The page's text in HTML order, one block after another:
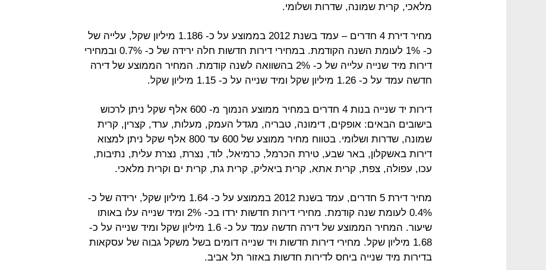
מלאכי, קרית שמונה, שדרות ושלומי.
מחיר דירת 4 חדרים – עמד בשנת 2012 בממוצע על כ- 1.186 מיליון שקל, עלייה של
כ- 1% לעומת השנה הקודמת. במחירי דירות חדשות חלה ירידה של כ- 0.7% ובמחירי
דירות מיד שנייה עלייה של כ- 2% בהשוואה לשנה קודמת. המחיר הממוצע של דירה
חדשה עמד על כ- 1.26 מיליון שקל ומיד שנייה על כ- 1.15 מיליון שקל.
דירות יד שנייה בנות 4 חדרים במחיר ממוצע הנמוך מ- 600 אלף שקל ניתן לרכוש
בישובים הבאים: אופקים, דימונה, טבריה, מגדל העמק, מעלות, ערד, קצרין, קרית
שמונה, שדרות ושלומי. בטווח מחיר ממוצע של 600 עד 800 אלף שקל ניתן למצוא
דירות באשקלון, באר שבע, טירת הכרמל, כרמיאל, לוד, נצרת, נצרת עלית, נתיבות,
עכו, עפולה, צפת, קרית אתא, קרית ביאליק, קרית גת, קרית ים וקרית מלאכי.
מחיר דירת 5 חדרים, עמד בשנת 2012 בממוצע על כ- 1.64 מיליון שקל, ירידה של כ-
0.4% לעומת שנה קודמת. מחירי דירות חדשות ירדו בכ- 2% ומיד שנייה עלו באותו
שיעור. המחיר הממוצע של דירה חדשה עמד על כ- 1.6 מיליון שקל ומיד שנייה על כ-
1.68 מיליון שקל. מחירי דירות חדשות ויד שנייה דומים בשל משקל גבוה של עסקאות
בדירות מיד שנייה ביחס לדירות חדשות באזור תל אביב.